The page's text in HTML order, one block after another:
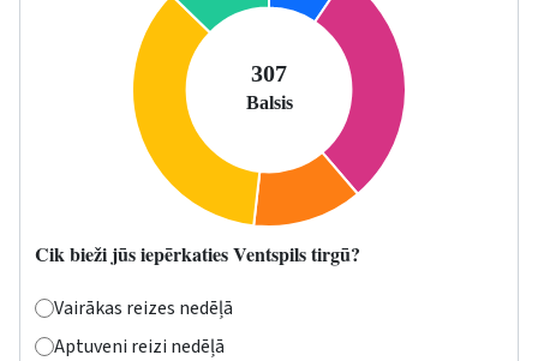
Cik bieži jūs iepērkaties Ventspils tirgū?
Vairākas reizes nedēļā
Aptuveni reizi nedēļā